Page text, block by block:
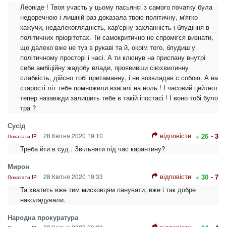
Леоніде ! Твоя участь у цьому пасьянсі з самого початку була
недоречною і лишній раз доказала твою політичну, м'ягко
кажучи, недалекоглядність, кар'єрну захланність і блудіння в
політичних пріорітетах. Ти самокритично не спромігся визнати,
що далеко вже не туз в рукаві та й, окрім того, блудиш у
політичному просторі і часі. А ти клюнув на приспану внутрі
себе амбіційну жадобу влади, проявивши сіюхвилинну
слабкість, дійсно тобі притаманну, і не возвладав с собою. А на
старості літ тебе помножили взагалі на ноль ! І часовий цейтнот
тепер назавжди залишить тебе в такій іпостасі ! І воно тобі було
тра ?
Сусід
Показати IP 28 Квітня 2020 19:10 відповісти + 26 - 3
Треба йти в суд . Звільняти під час карантину?
Мирон
Показати IP 28 Квітня 2020 19:33 відповісти + 30 - 7
Та хватить вже тим мисковцям панувати, вже і так добре
наколядували.
Народна прокуратура